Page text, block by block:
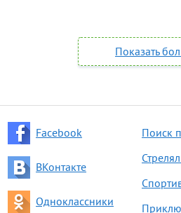
Показать
Facebook
ВКонтакте
Одноклассники
Поиск